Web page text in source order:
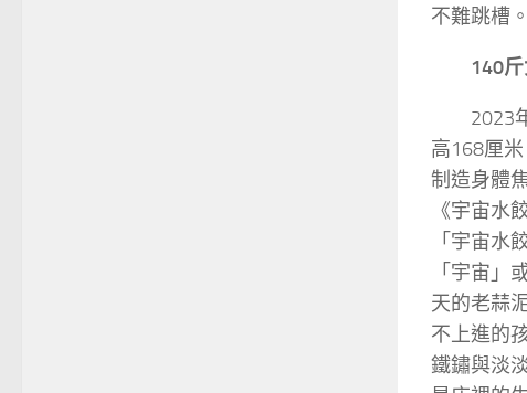
不難跳槽。
140
2023
高168厘
制造身體
《宇宙水
「宇宙水
「宇宙」
天的老蒜
不上進的
鐵鏽與淡